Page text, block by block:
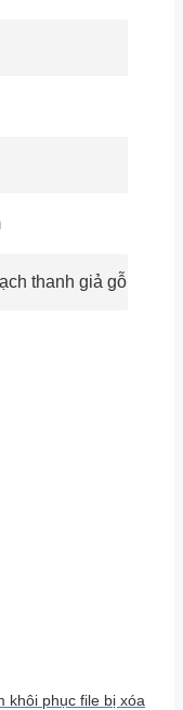
thanh giả gỗ
khôi phục file bị xóa